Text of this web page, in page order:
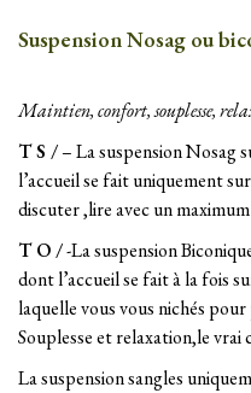
Suspension Nosag ou
Maintien, confort, souplesse,
T S /– La suspension Nosag
l’accueil se fait uniquement
discuter ,lire avec un
T O /-La suspension
dont l’accueil se fait à la fois
laquelle vous vous nichés
Souplesse et relaxation,le
La suspension sangles